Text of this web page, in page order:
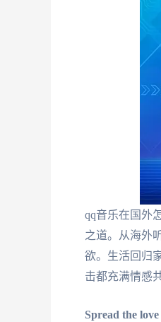
qq音乐在国外
之道。从海外
欲。生活回归
击都充满情感
Spread the love